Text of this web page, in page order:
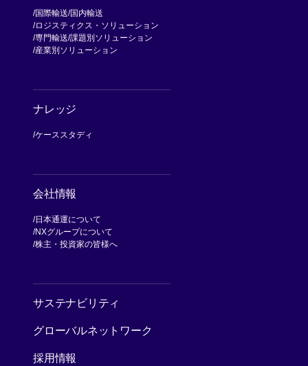
国際輸送 国内輸送
ロジスティクス・ソリューション
専門輸送 課題別ソリューション
産業別ソリューション
ナレッジ
ケーススタディ
会社情報
日本通運について
NXグループについて
株主・投資家の皆様へ
サステナビリティ
グローバルネットワーク
採用情報